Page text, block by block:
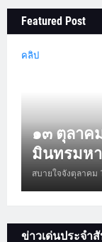
Featured Post
คลิป
๑๓ ตุลาค
มินทรมห
สบายใจจังตุลาคม
ข่าวเด่นประจำ